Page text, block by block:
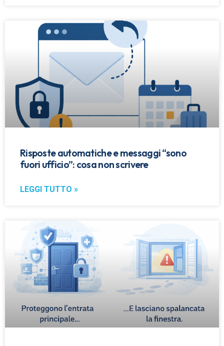
Risposte automatiche e messaggi “sono
fuori ufficio”: cosa non scrivere
LEGGI TUTTO »